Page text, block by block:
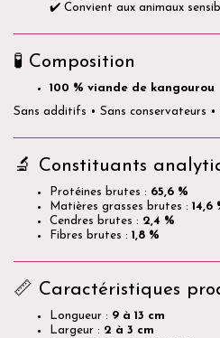
✔️ Convient aux animaux
🧪 Composition
100 % viande de kangourou
Sans additifs • Sans conservateurs •
🔬 Constituants
Protéines brutes : 65,6 %
Matières grasses brutes : 14,6
Cendres brutes : 2,4 %
Fibres brutes : 1,8 %
📏 Caractéristiques
Longueur : 9 à 13 cm
Largeur : 2 à 3 cm